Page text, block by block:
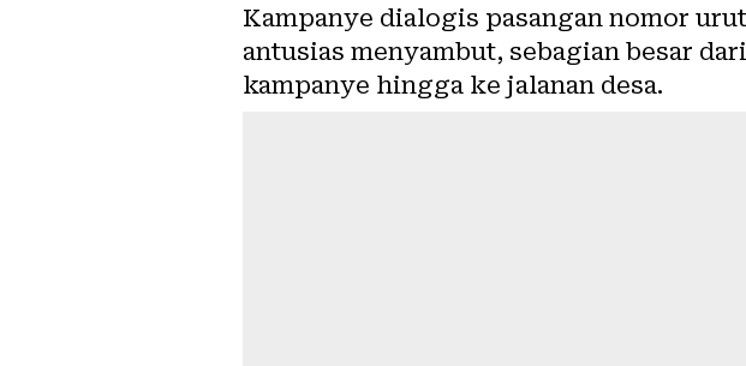
Kampanye dialogis pasangan nomor
antusias menyambut, sebagian besar
kampanye hingga ke jalanan desa.